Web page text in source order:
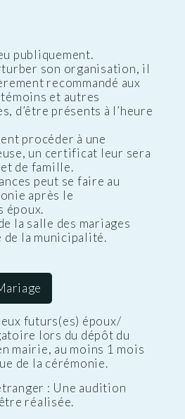
publiquement.
son organisation, il
recommandé aux
et autres
d’être présents à l’heure
procéder à une
un certificat leur sera
de famille.
peut se faire au
après le
époux.
la salle des mariages
la municipalité.
futurs(es) époux/
lors du dépôt du
mairie, au moins 1 mois
de la cérémonie.
: Une audition
réalisée.